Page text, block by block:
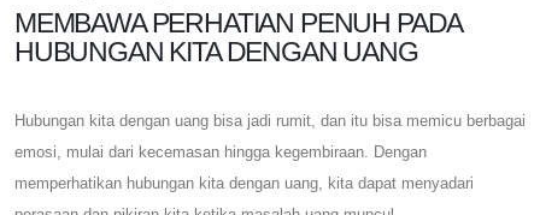
MEMBAWA PERHATIAN PENUH PADA
HUBUNGAN KITA DENGAN UANG
Hubungan kita dengan uang bisa jadi rumit, dan itu bisa memicu berbagai
emosi, mulai dari kecemasan hingga kegembiraan. Dengan
memperhatikan hubungan kita dengan uang, kita dapat menyadari